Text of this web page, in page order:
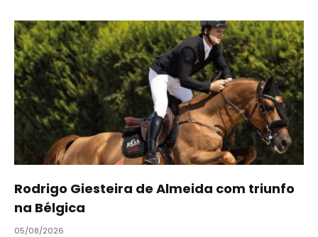
Rodrigo Giesteira de Almeida com triunfo
na Bélgica
05/08/2026